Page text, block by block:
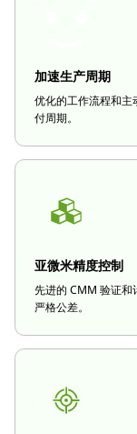
加速生产周期
优化的工作流程和
付周期。
亚微米精度控制
先进的 CMM 验证和
严格公差。